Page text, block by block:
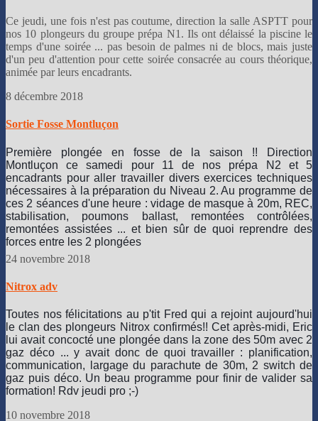
Ce jeudi, une fois n'est pas coutume, direction la salle ASPTT pour
nos 10 plongeurs du groupe prépa N1. Ils ont délaissé la piscine le
temps d'une soirée ... pas besoin de palmes ni de blocs, mais juste
d'un peu d'attention pour cette soirée consacrée au cours théorique,
animée par leurs encadrants.
8 décembre 2018
Sortie Fosse Montluçon
Première plongée en fosse de la saison !! Direction
Montluçon ce samedi pour 11 de nos prépa N2 et 5
encadrants pour aller travailler divers exercices techniques
nécessaires à la préparation du Niveau 2. Au programme de
ces 2 séances d'une heure : vidage de masque à 20m, REC,
stabilisation, poumons ballast, remontées contrôlées,
remontées assistées ... et bien sûr de quoi reprendre des
forces entre les 2 plongées
24 novembre 2018
Nitrox adv
Toutes nos félicitations au p'tit Fred qui a rejoint aujourd'hui
le clan des plongeurs Nitrox confirmés!! Cet après-midi, Eric
lui avait concocté une plongée dans la zone des 50m avec 2
gaz déco ... y avait donc de quoi travailler : planification,
communication, largage du parachute de 30m, 2 switch de
gaz puis déco. Un beau programme pour finir de valider sa
formation! Rdv jeudi pro ;-)
10 novembre 2018